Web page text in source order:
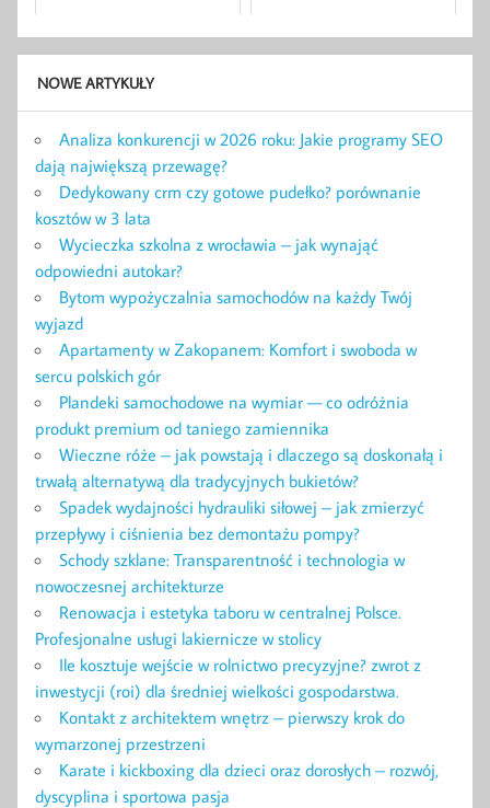
NOWE ARTYKUŁY
Analiza konkurencji w 2026 roku: Jakie programy SEO
dają największą przewagę?
Dedykowany crm czy gotowe pudełko? porównanie
kosztów w 3 lata
Wycieczka szkolna z wrocławia – jak wynająć
odpowiedni autokar?
Bytom wypożyczalnia samochodów na każdy Twój
wyjazd
Apartamenty w Zakopanem: Komfort i swoboda w
sercu polskich gór
Plandeki samochodowe na wymiar — co odróżnia
produkt premium od taniego zamiennika
Wieczne róże – jak powstają i dlaczego są doskonałą i
trwałą alternatywą dla tradycyjnych bukietów?
Spadek wydajności hydrauliki siłowej – jak zmierzyć
przepływy i ciśnienia bez demontażu pompy?
Schody szklane: Transparentność i technologia w
nowoczesnej architekturze
Renowacja i estetyka taboru w centralnej Polsce.
Profesjonalne usługi lakiernicze w stolicy
Ile kosztuje wejście w rolnictwo precyzyjne? zwrot z
inwestycji (roi) dla średniej wielkości gospodarstwa.
Kontakt z architektem wnętrz – pierwszy krok do
wymarzonej przestrzeni
Karate i kickboxing dla dzieci oraz dorosłych – rozwój,
dyscyplina i sportowa pasja